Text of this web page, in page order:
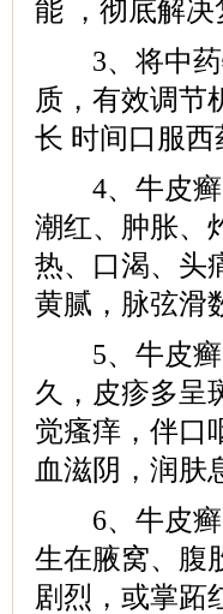
能 ，彻底解决
3、将中药
质，有效调节
长 时间口服
4、牛皮癣
潮红、肿胀、
热、口渴、头
黄腻，脉弦滑
5、牛皮癣
久，皮疹多呈
觉瘙痒，伴口
血滋阴，润肤
6、牛皮癣
生在腋窝、腹
剧烈，或掌跖